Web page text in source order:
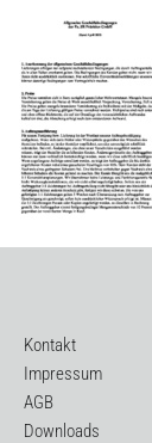
Kontakt
Impressum
AGB
Downloads